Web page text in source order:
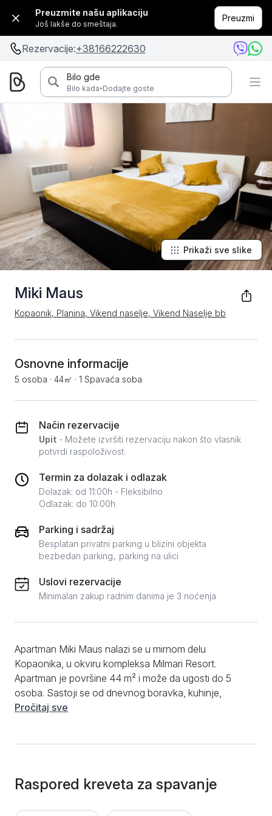
Preuzmite našu aplikaciju
Još lakše do smeštaja.
Preuzmi
Rezervacije:+38166222630
Bilo gde
Bilo kada·Dodajte goste
Miki Maus
Kopaonik, Planina, Vikend naselje, Vikend Naselje bb
Prikaži sve slike
Osnovne informacije
5 osoba · 44㎡ · 1 Spavaća soba
Način rezervacije
Upit - Možete izvršiti rezervaciju nakon što vlasnik
potvrdi raspoloživost.
Termin za dolazak i odlazak
Dolazak: od 11:00h - Fleksibilno
Odlazak: do 10:00h
Parking i sadržaj
Besplatan privatni parking u blizini objekta
bezbedan parking parking na ulici
Uslovi rezervacije
Minimalan zakup radnim danima je 3 noćenja
Apartman Miki Maus nalazi se u mirnom delu
Kopaonika, u okviru kompleksa Milmari Resort.
Apartman je površine 44 m² i može da ugosti do 5
osoba. Sastoji se od dnevnog boravka, kuhinje,
spavaće sobe, kupatila i terase. Dnevni boravak je
pripremu hrane i sadrži sve neophodne elemente –
frižider, ploču za kuvanje, posuđe i pribor za jelo.
Kupatilo je opremljeno sa tuš kabinom, a apartman
Pročitaj sve
Raspored kreveta za spavanje